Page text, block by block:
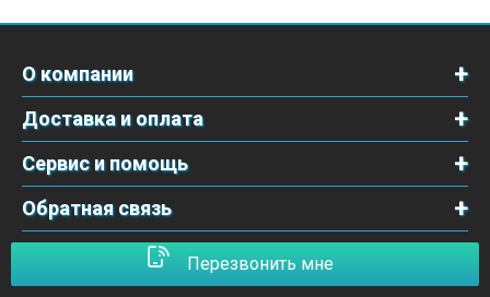
О компании
Доставка и оплата
Сервис и помощь
Обратная связь
Перезвонить мне